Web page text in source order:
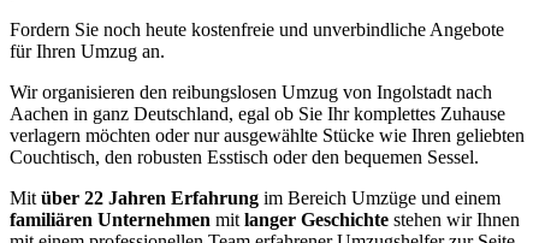
Fordern Sie noch heute kostenfreie und unverbindliche Angebote
für Ihren Umzug an.
Wir organisieren den reibungslosen Umzug von Ingolstadt nach
Aachen in ganz Deutschland, egal ob Sie Ihr komplettes Zuhause
verlagern möchten oder nur ausgewählte Stücke wie Ihren geliebten
Couchtisch, den robusten Esstisch oder den bequemen Sessel.
Mit über 22 Jahren Erfahrung im Bereich Umzüge und einem
familiären Unternehmen mit langer Geschichte stehen wir Ihnen